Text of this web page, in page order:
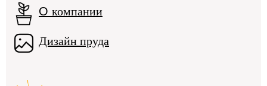
О компании
Дизайн пруда